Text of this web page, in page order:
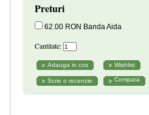
Preturi
62.00 RON Banda Aida
Cantitate:
Compara